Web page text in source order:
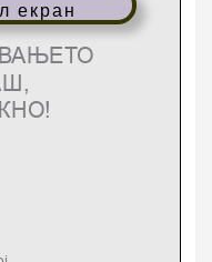
екран